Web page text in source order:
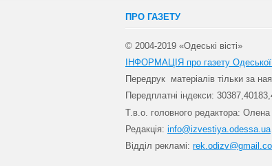
ПРО ГАЗЕТУ
© 2004-2019 «Одеські вісті»
ІНФОРМАЦІЯ про газету
Передрук матеріалів тільки за
Передплатні індекси: 30
Т.в.о. головного редактора:
Редакція: info@izvestiya.odessa.ua
Відділ рекламі: